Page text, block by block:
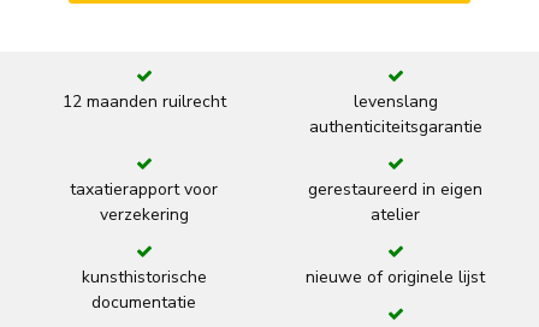
12 maanden ruilrecht
levenslang
authenticiteitsgarantie
taxatierapport voor
verzekering
gerestaureerd in eigen
atelier
kunsthistorische
documentatie
nieuwe of originele lijst